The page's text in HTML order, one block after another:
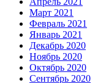
Март 2021
Февраль 2021
Январь 2021
Декабрь 2020
Ноябрь 2020
Октябрь 2020
Сентябрь 2020